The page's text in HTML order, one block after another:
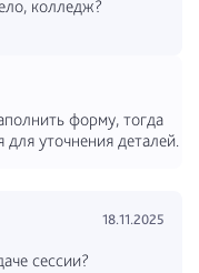
колледж?
форму, тогда
уточнения деталей.
18.11.2025
сессии?